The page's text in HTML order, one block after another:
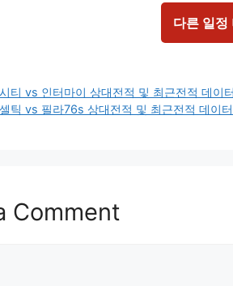
다른 일정
티 vs 인터마이 상대전적 및 최근전적 데이
틱 vs 필라76s 상대전적 및 최근전적 데이
Comment